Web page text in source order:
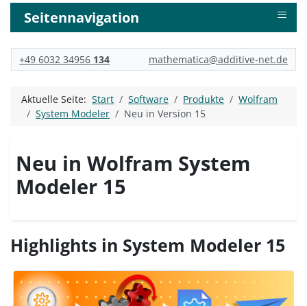
Seitennavigation ≡
+49 6032 34956 134 mathematica@additive-net.de
Aktuelle Seite:Start Software Produkte
Wolfram
System Modeler
Neu in Version 15
Neu in Wolfram System
Modeler 15
Highlights in System Modeler 15